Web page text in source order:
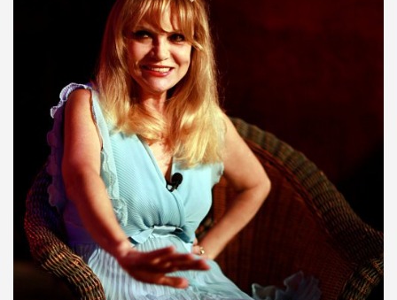
12 octobre 2023 a Paris pour la promotion de l album
2022, film de GERARD KRAWCZYK, avec PAULINE
le 10 mars 2022 aux Disquaires, les 23 et 30 avril 2023
par PHILIPPE ALMOSNINO & co + YAROL
"AJASPHERE" le 23 novembre 2022 au Pop Up du
11 janvier 2023 et du 4 au 12 mai 2023 pour la suite et
("Start Walkin' 1965-1976"), le 17 avril 2005 au Grand
concerts "SUPERLUNE", le 3 juin 2022 au New